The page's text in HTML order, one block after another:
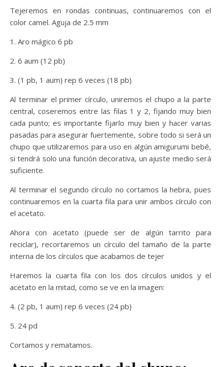
Tejeremos en rondas continuas, continuaremos con el
color camel. Aguja de 2.5 mm
1. Aro mágico 6 pb
2. 6 aum (12 pb)
3. (1 pb, 1 aum) rep 6 veces (18 pb)
Al terminar el primer círculo, uniremos el chupo a la parte
central, coseremos entre las filas 1 y 2, fijando muy bien
cada punto; es importante fijarlo muy bien y hacer varias
pasadas para asegurar fuertemente, sobre todo si será un
chupo que utilizaremos para uso en algún amigurumi bebé,
si tendrá solo una función decorativa, un ajuste medio será
suficiente.
Al terminar el segundo círculo no cortamos la hebra, pues
continuaremos en la cuarta fila para unir ambos círculo con
el acetato.
Ahora con acetato (puede ser de algún tarrito para
reciclar), recortaremos un círculo del tamaño de la parte
interna de los círculos que acabamos de tejer
Haremos la cuarta fila con los dos círculos unidos y el
acetato en la mitad, como se ve en la imagen:
4. (2 pb, 1 aum) rep 6 veces (24 pb)
5. 24 pd
Cortamos y rematamos.